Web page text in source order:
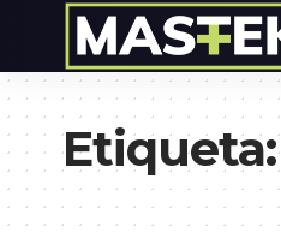
Etiqueta: